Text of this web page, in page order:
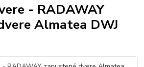
- RADAWAY
Almatea DWJ